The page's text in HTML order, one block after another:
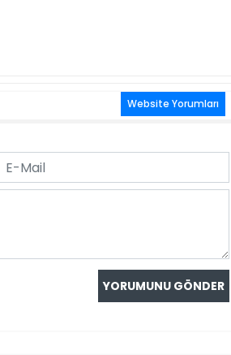
Website Yorumları